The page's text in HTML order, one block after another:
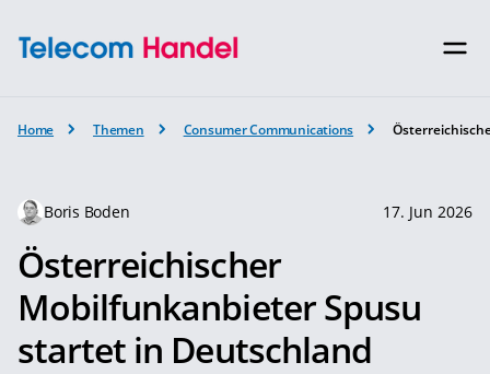
Home Themen Consumer Communications
Boris Boden 17. Jun 2026
Österreichischer
Mobilfunkanbieter Spusu
startet in Deutschland